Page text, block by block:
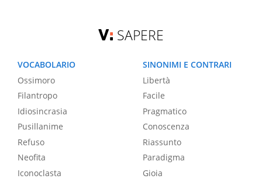
SAPERE
VOCABOLARIO
Ossimoro
Filantropo
Idiosincrasia
Pusillanime
Refuso
Neofita
Iconoclasta
SINONIMI E CONTRARI
Libertà
Facile
Pragmatico
Conoscenza
Riassunto
Paradigma
Gioia